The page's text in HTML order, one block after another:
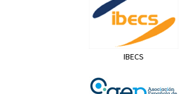
IBECS